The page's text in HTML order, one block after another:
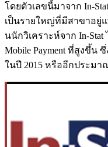
โดยตัวเลขนี้มาจาก In-
เป็นรายใหญ่ที่มีสาขาอยู่แ
นนักวิเคราะห์จาก In-
Mobile Payment ที่สูงขึ้น
ในปี 2015 หรืออีกประมา